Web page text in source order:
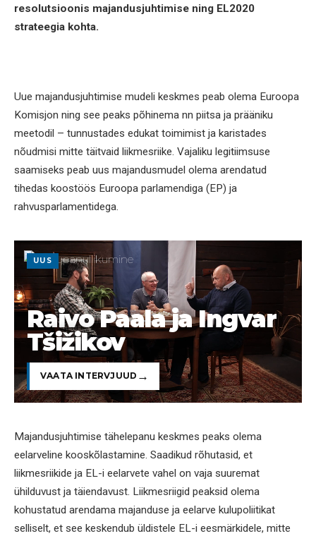
resolutsioonis majandusjuhtimise ning EL2020
strateegia kohta.
Uue majandusjuhtimise mudeli keskmes peab olema Euroopa
Komisjon ning see peaks põhinema nn piitsa ja prääniku
meetodil – tunnustades edukat toimimist ja karistades
nõudmisi mitte täitvaid liikmesriike. Vajaliku legitiimsuse
saamiseks peab uus majandusmudel olema arendatud
tihedas koostöös Euroopa parlamendiga (EP) ja
rahvusparlamentidega.
UUS
Raivo Paala ja Ingvar
Tšižikov
VAATA INTERVJUUD
Majandusjuhtimise tähelepanu keskmes peaks olema
eelarveline kooskõlastamine. Saadikud rõhutasid, et
liikmesriikide ja EL-i eelarvete vahel on vaja suuremat
ühilduvust ja täiendavust. Liikmesriigid peaksid olema
kohustatud arendama majanduse ja eelarve kulupoliitikat
selliselt, et see keskendub üldistele EL-i eesmärkidele, mitte